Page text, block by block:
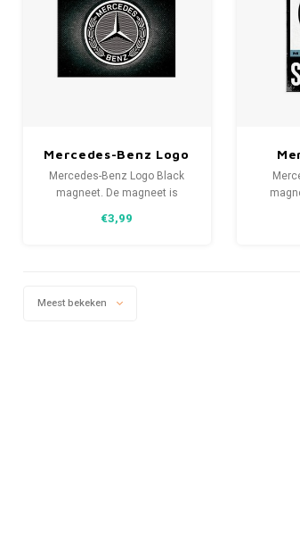
Mercedes-Benz Logo
Black magneet
Mercedes-Benz Logo Black
magneet. De magneet is
kan zo op ieder magnetisch
€3,99
kan
Meest bekeken